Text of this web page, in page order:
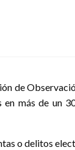
de
en más de un
o delitos